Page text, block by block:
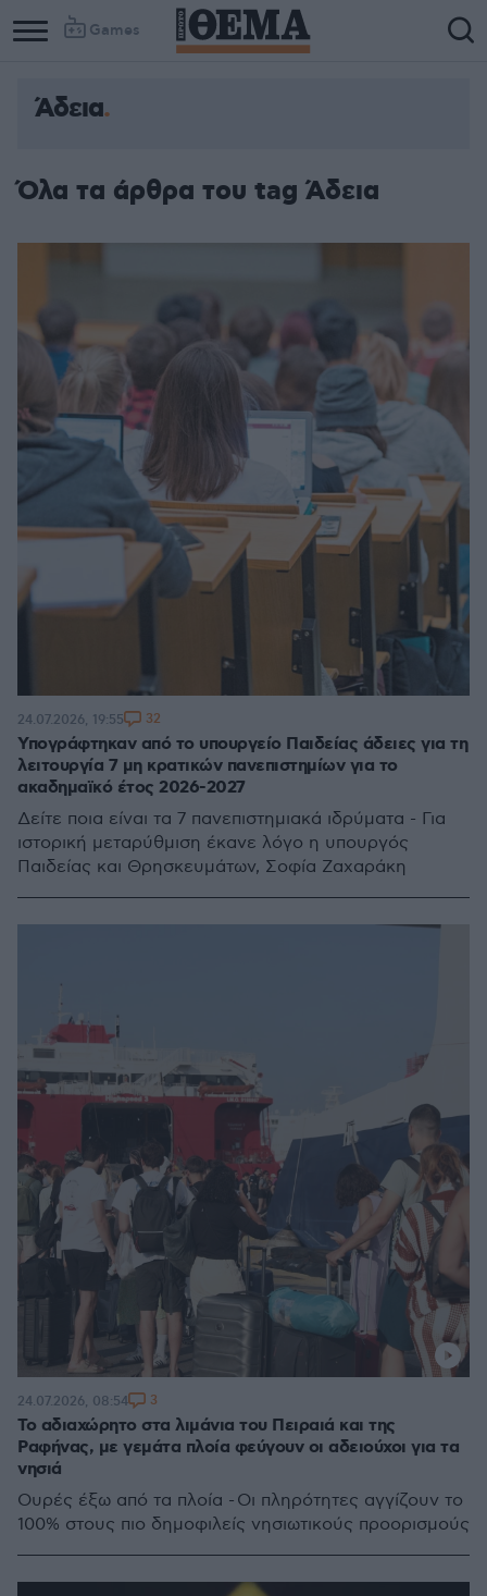
Games
Άδεια
Όλα τα άρθρα του tag Άδεια
Υπογράφτηκαν από το υπουργείο Παιδείας άδειες για τη
λειτουργία 7 μη κρατικών πανεπιστημίων για το
ακαδημαϊκό έτος 2026-2027
Δείτε ποια είναι τα 7 πανεπιστημιακά ιδρύματα - Για
ιστορική μεταρύθμιση έκανε λόγο η υπουργός
Παιδείας και Θρησκευμάτων, Σοφία Ζαχαράκη
24.07.2026, 19:55 32
Το αδιαχώρητο στα λιμάνια του Πειραιά και της
Ραφήνας, με γεμάτα πλοία φεύγουν οι αδειούχοι για τα
νησιά
Ουρές έξω από τα πλοία - Οι πληρότητες αγγίζουν το
100% στους πιο δημοφιλείς νησιωτικούς προορισμούς
24.07.2026, 08:54 3